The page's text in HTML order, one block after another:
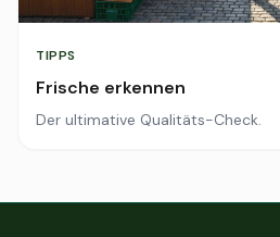
TIPPS
Frische erkennen
Der ultimative Qualitäts-Check.